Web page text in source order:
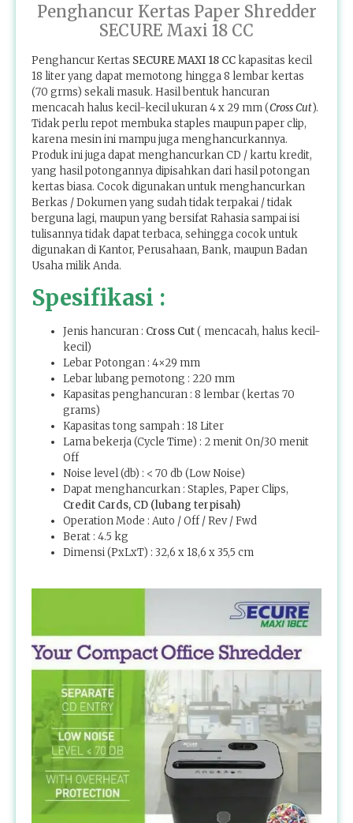
Penghancur Kertas Paper Shredder
SECURE Maxi 18 CC
Penghancur Kertas SECURE MAXI 18 CC kapasitas kecil
18 liter yang dapat memotong hingga 8 lembar kertas
(70 grms) sekali masuk. Hasil bentuk hancuran
mencacah halus kecil-kecil ukuran 4 x 29 mm (Cross Cut).
Tidak perlu repot membuka staples maupun paper clip,
karena mesin ini mampu juga menghancurkannya.
Produk ini juga dapat menghancurkan CD / kartu kredit,
yang hasil potongannya dipisahkan dari hasil potongan
kertas biasa. Cocok digunakan untuk menghancurkan
Berkas / Dokumen yang sudah tidak terpakai / tidak
berguna lagi, maupun yang bersifat Rahasia sampai isi
tulisannya tidak dapat terbaca, sehingga cocok untuk
digunakan di Kantor, Perusahaan, Bank, maupun Badan
Usaha milik Anda.
Spesifikasi :
Jenis hancuran : Cross Cut( mencacah, halus kecil-
kecil)
Lebar Potongan : 4×29 mm
Lebar lubang pemotong : 220 mm
Kapasitas penghancuran : 8 lembar (kertas 70
grams)
Kapasitas tong sampah : 18 Liter
Lama bekerja (Cycle Time) : 2 menit On/30 menit
Off
Noise level (db) : < 70 db (Low Noise)
Dapat menghancurkan : Staples, Paper Clips,
Credit Cards, CD (lubang terpisah)
Operation Mode : Auto / Off / Rev / Fwd
Berat : 4.5 kg
Dimensi (PxLxT) : 32,6 x 18,6 x 35,5 cm